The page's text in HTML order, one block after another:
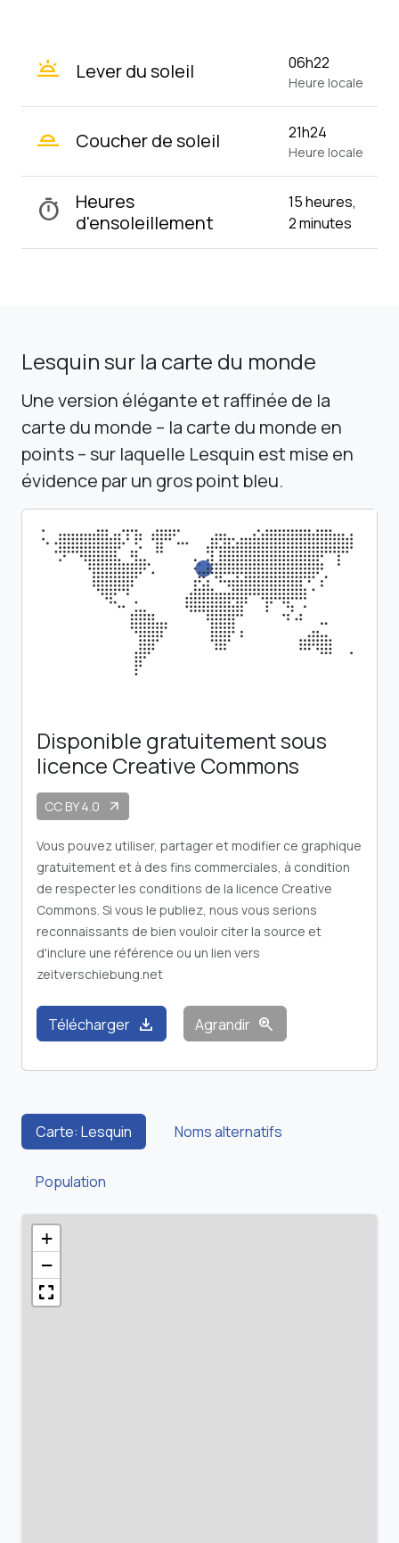
wb_twilight Lever du soleil 06h22
Heure locale
wb_twilight_2 Coucher de soleil 21h24
Heure locale
timer
Heures
d'ensoleillement
15 heures,
2 minutes
Lesquin sur la carte du monde
Une version élégante et raffinée de la
carte du monde – la carte du monde en
points – sur laquelle Lesquin est mise en
évidence par un gros point bleu.
Disponible gratuitement sous
licence Creative Commons
CC BY 4.0 arrow_outward
Vous pouvez utiliser, partager et modifier ce graphique
gratuitement et à des fins commerciales, à condition
de respecter les conditions de la licence Creative
Commons. Si vous le publiez, nous vous serions
reconnaissants de bien vouloir citer la source et
d'inclure une référence ou un lien vers
zeitverschiebung.net
Télécharger download Agrandir zoom_in
Carte: Lesquin Noms alternatifs
Population
+
−